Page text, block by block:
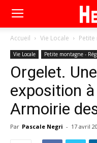
Accueil Vie Locale Petite
Vie Locale Petite montagne -
Orgelet.
exposition
Armoirie
Par Pascale Negri - 17 avril